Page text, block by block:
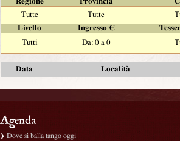
Tutte
Tutte
Livello
Ingresso €
Tutti
Da: 0 a 0
Data Località
Dove si balla tango oggi